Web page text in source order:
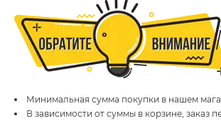
Минимальная сумма покупки в нашем
В зависимости от суммы в корзине, заказ